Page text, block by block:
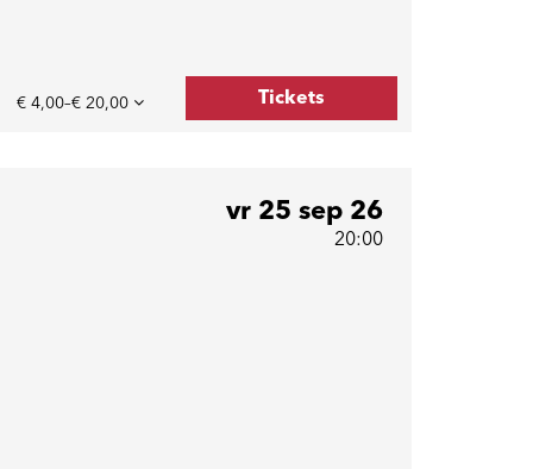
€ 4,00–€ 20,00 Tickets
vr 25 sep 26
20:00